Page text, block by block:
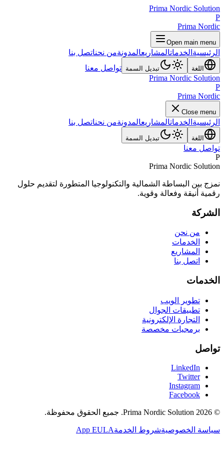
Prima Nordic Solution
P
Prima Nordic
Open main menu
الرئيسية الخدماتالمشاريعالمدونةمن نحناتصل بنا
اللغة تبديل السمة تواصل معنا
Prima Nordic Solution
P
Prima Nordic
Close menu
الرئيسية الخدماتالمشاريعالمدونةمن نحناتصل بنا
اللغة تبديل السمة
تواصل معنا
P
Prima Nordic Solution
نمزج بين البساطة الشمالية والتكنولوجيا المتطورة لتقديم حلول
رقمية أنيقة وفعالة وقوية.
الشركة
من نحن
الخدمات
المشاريع
اتصل بنا
الخدمات
تطوير الويب
تطبيقات الجوال
التجارة الإلكترونية
برمجيات مخصصة
تواصل
LinkedIn
Twitter
Instagram
Facebook
©
2026 جميع الحقوق محفوظة.
سياسة الخصوصيةشروط الخدمةApp EULA